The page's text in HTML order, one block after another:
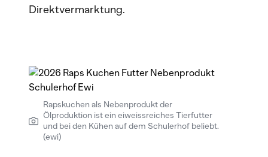
Direktvermarktung.
Rapskuchen als Nebenprodukt der
Ölproduktion ist ein eiweissreiches Tierfutter
und bei den Kühen auf dem Schulerhof beliebt.
(ewi)